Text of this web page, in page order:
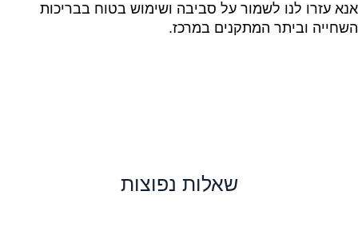
אנא עזרו לנו לשמור על סביבה ושימוש בטוח בבריכות
השחייה וביתר המתקנים במרכז.
שאלות נפוצות